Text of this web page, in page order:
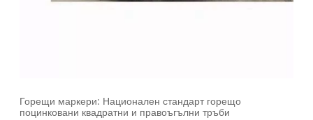
Горещи маркери: Национален стандарт горещо
поцинковани квадратни и правоъгълни тръби